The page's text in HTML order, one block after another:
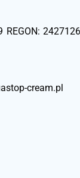
cream.pl